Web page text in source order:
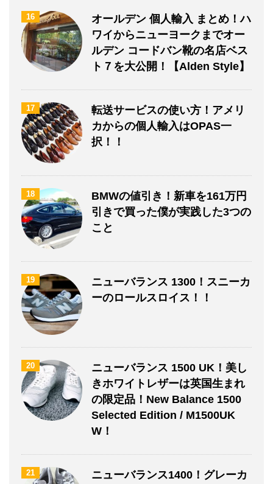
16
オールデン 個人輸入 まとめ！ハ
ワイからニューヨークまでオー
ルデン コードバン靴の名店ベス
ト７を大公開！【Alden Style】
17
転送サービスの使い方！アメリ
カからの個人輸入はOPAS一
択！！
18
BMWの値引き！新車を161万円
引きで買った僕が実践した3つの
こと
19
ニューバランス 1300！スニーカ
ーのロールスロイス！！
20
ニューバランス 1500 UK！美し
きホワイトレザーは英国生まれ
の限定品！New Balance 1500
Selected Edition / M1500UK
W！
21
ニューバランス1400！グレーカ